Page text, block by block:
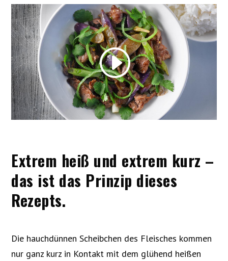
Extrem heiß und extrem kurz –
das ist das Prinzip dieses
Rezepts.
Die hauchdünnen Scheibchen des Fleisches kommen
nur ganz kurz in Kontakt mit dem glühend heißen